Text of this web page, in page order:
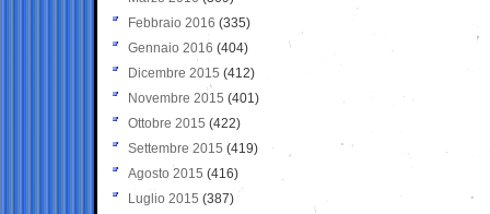
Febbraio 2016 (335)
Gennaio 2016 (404)
Dicembre 2015 (412)
Novembre 2015 (401)
Ottobre 2015 (422)
Settembre 2015 (419)
Agosto 2015 (416)
Luglio 2015 (387)